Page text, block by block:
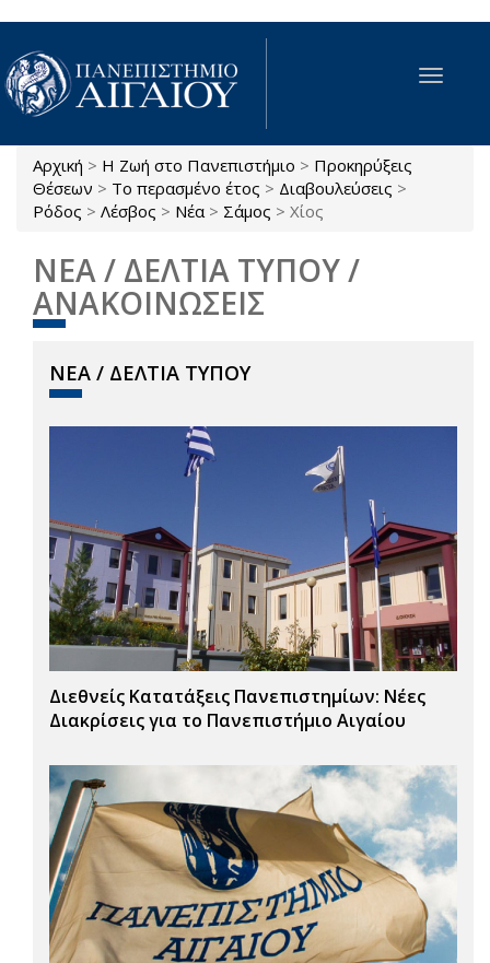
Παράκαμψη προς το κυρίως περιεχόμενο
Toggle
Είστε εδώ
Αρχική > Η Ζωή στο Πανεπιστήμιο > Προκηρύξεις
Θέσεων > Το περασμένο έτος > Διαβουλεύσεις >
Ρόδος > Λέσβος > Νέα > Σάμος > Χίος
ΝΕΑ / ΔΕΛΤΙΑ ΤΥΠΟΥ /
ΑΝΑΚΟΙΝΩΣΕΙΣ
ΝΕΑ / ΔΕΛΤΙΑ ΤΥΠΟΥ
Διεθνείς Κατατάξεις Πανεπιστημίων: Νέες
Διακρίσεις για το Πανεπιστήμιο Αιγαίου